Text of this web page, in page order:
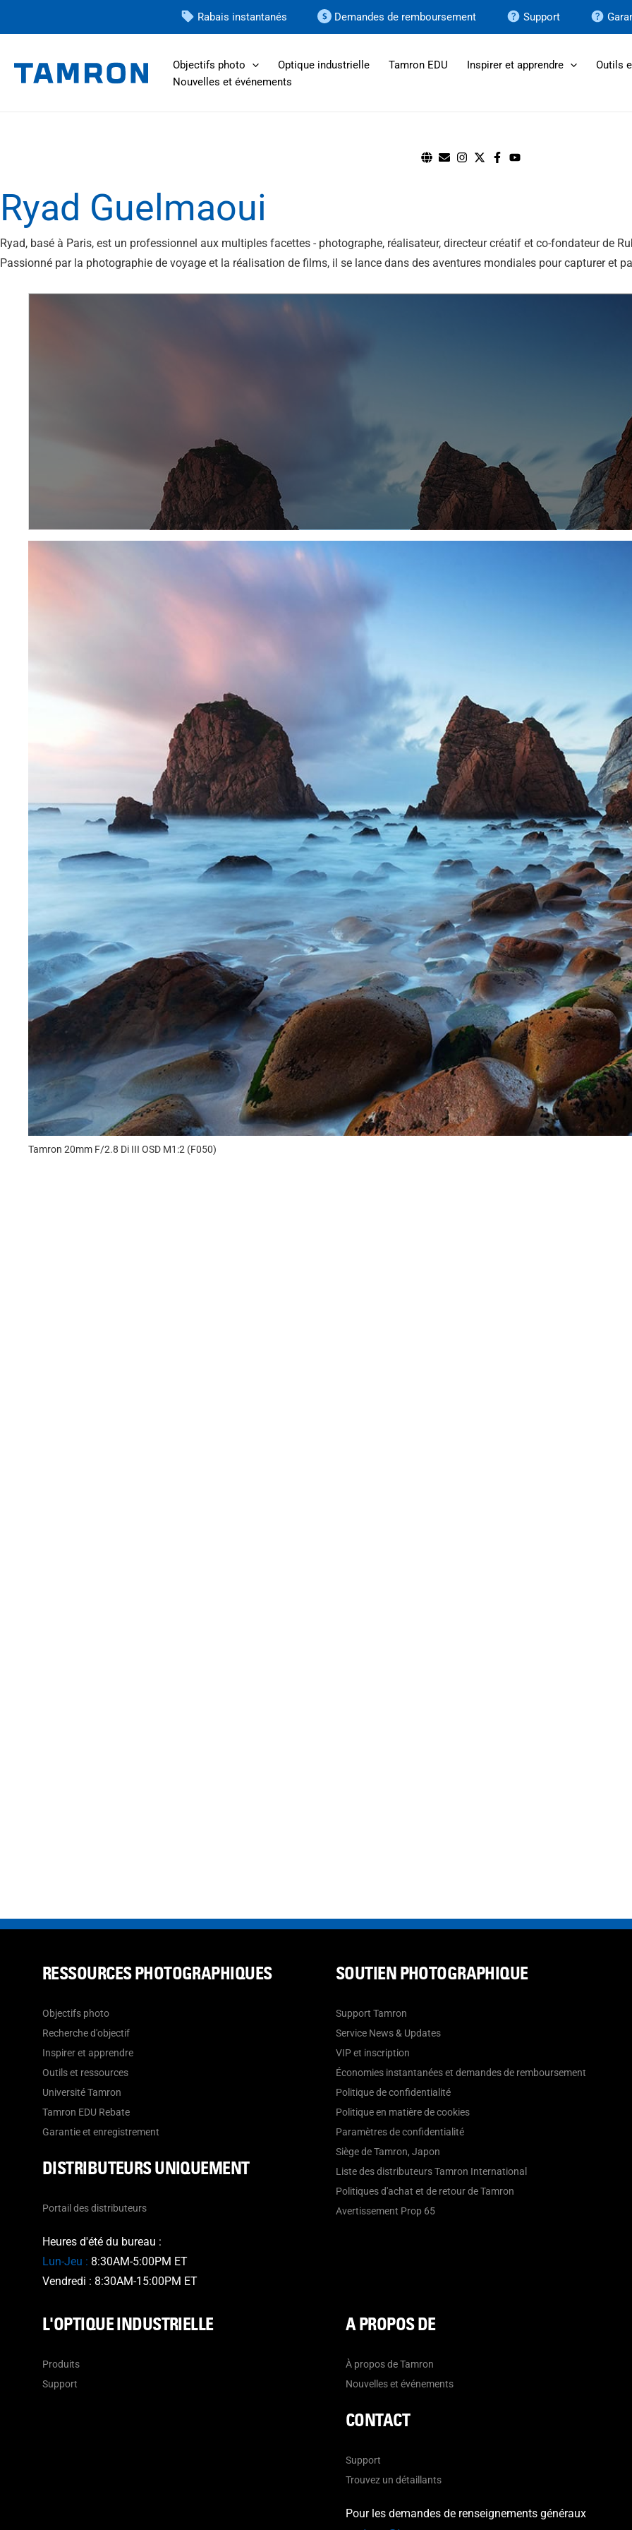
Rabais instantanés Demandes de remboursement Support
Objectifs photo Optique industrielle Tamron EDU Inspirer et apprendre Outils
Nouvelles et événements
Ryad Guelmaoui
Ryad, basé à Paris, est un professionnel aux multiples facettes - photographe, réalisateur, directeur créatif et co-fondateur de
Passionné par la photographie de voyage et la réalisation de films, il se lance dans des aventures mondiales pour capturer et
Tamron 20mm F/2.8 Di III OSD M1:2 (F050)
RESSOURCES PHOTOGRAPHIQUES
Objectifs photo
Recherche d'objectif
Inspirer et apprendre
Outils et ressources
Université Tamron
Tamron EDU Rebate
Garantie et enregistrement
DISTRIBUTEURS UNIQUEMENT
Portail des distributeurs
Heures d'été du bureau :
Lun-Jeu : 8:30AM-5:00PM ET
Vendredi : 8:30AM-15:00PM ET
SOUTIEN PHOTOGRAPHIQUE
Support Tamron
Service News & Updates
VIP et inscription
Économies instantanées et demandes de remboursement
Politique de confidentialité
Politique en matière de cookies
Paramètres de confidentialité
Siège de Tamron, Japon
Liste des distributeurs Tamron International
Politiques d'achat et de retour de Tamron
Avertissement Prop 65
L'OPTIQUE INDUSTRIELLE
Produits
Support
A PROPOS DE
À propos de Tamron
Nouvelles et événements
CONTACT
Support
Trouvez un détaillants
Pour les demandes de renseignements généraux